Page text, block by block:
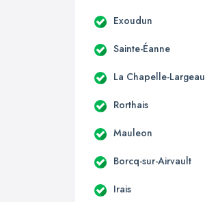
Exoudun
Sainte-Éanne
La Chapelle-Largeau
Rorthais
Mauleon
Borcq-sur-Airvault
Irais